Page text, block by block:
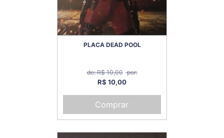
PLACA DEAD POOL
de: R$ 10,00 por:
R$ 10,00
Comprar